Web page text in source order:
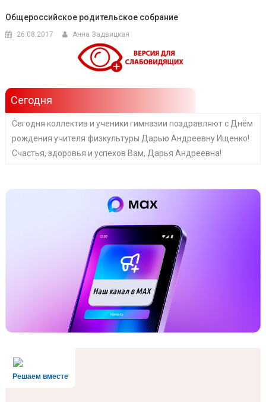
Общероссийское родительское собрание
26.08.2017 Анна Задвицкая
Сегодня
Сегодня коллектив и ученики гимназии поздравляют с Днём
рождения учителя физкультуры Дарью Андреевну Ищенко!
Счастья, здоровья и успехов Вам, Дарья Андреевна!
Решаем вместе